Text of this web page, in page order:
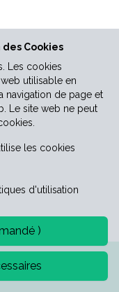
le-minier
Cookies
Les cookies
utilisable en
navigation de page et
Le site web ne peut
les cookies
d'utilisation
)